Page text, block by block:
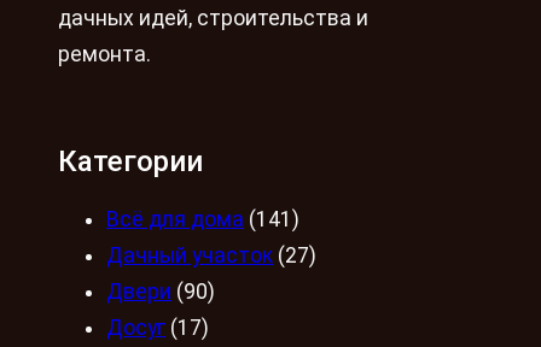
дачных идей, строительства и
ремонта.
Категории
Всё для дома (141)
Дачный участок (27)
Двери (90)
Досуг (17)